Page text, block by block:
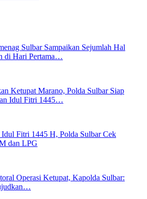
Sulbar Sampaikan Sejumlah Hal
di Hari Pertama…
Ketupat Marano, Polda Sulbar Siap
Idul Fitri 1445…
Idul Fitri 1445 H, Polda Sulbar Cek
dan LPG
Operasi Ketupat, Kapolda Sulbar: